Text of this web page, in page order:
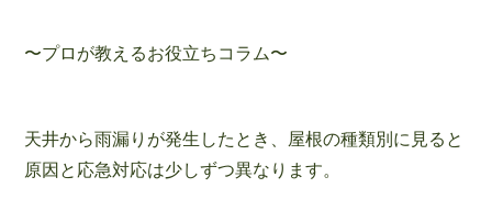
〜プロが教えるお役立ちコラム〜
天井から雨漏りが発生したとき、屋根の種類別に見ると
原因と応急対応は少しずつ異なります。